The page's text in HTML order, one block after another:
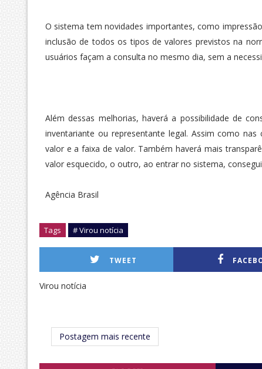
O sistema tem novidades importantes, como
inclusão de todos os tipos de valores previstos na
usuários façam a consulta no mesmo dia, sem a
Além dessas melhorias, haverá a possibilidade de
inventariante ou representante legal. Assim como
valor e a faixa de valor. Também haverá mais
valor esquecido, o outro, ao entrar no sistema,
Agência Brasil
Tags # Virou notícia
TWEET
Virou notícia
Postagem mais recente